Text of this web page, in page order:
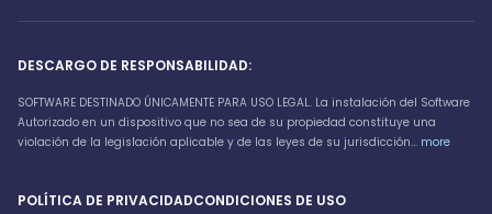
DESCARGO DE RESPONSABILIDAD:
SOFTWARE DESTINADO ÚNICAMENTE PARA USO LEGAL. La instalación del Software
Autorizado en un dispositivo que no sea de su propiedad constituye una
violación de la legislación aplicable y de las leyes de su jurisdicción... more
POLÍTICA DE PRIVACIDADCONDICIONES DE USO